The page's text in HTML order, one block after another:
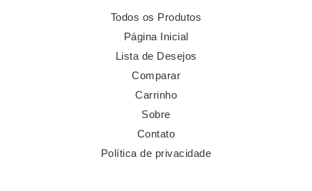
Todos os Produtos
Página Inicial
Lista de Desejos
Comparar
Carrinho
Sobre
Contato
Política de privacidade